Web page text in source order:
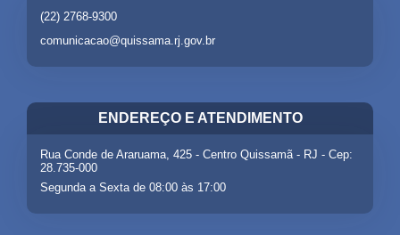
(22) 2768-9300
comunicacao@quissama.rj.gov.br
ENDEREÇO E ATENDIMENTO
Rua Conde de Araruama, 425 - Centro Quissamã - RJ - Cep:
28.735-000
Segunda a Sexta de 08:00 às 17:00